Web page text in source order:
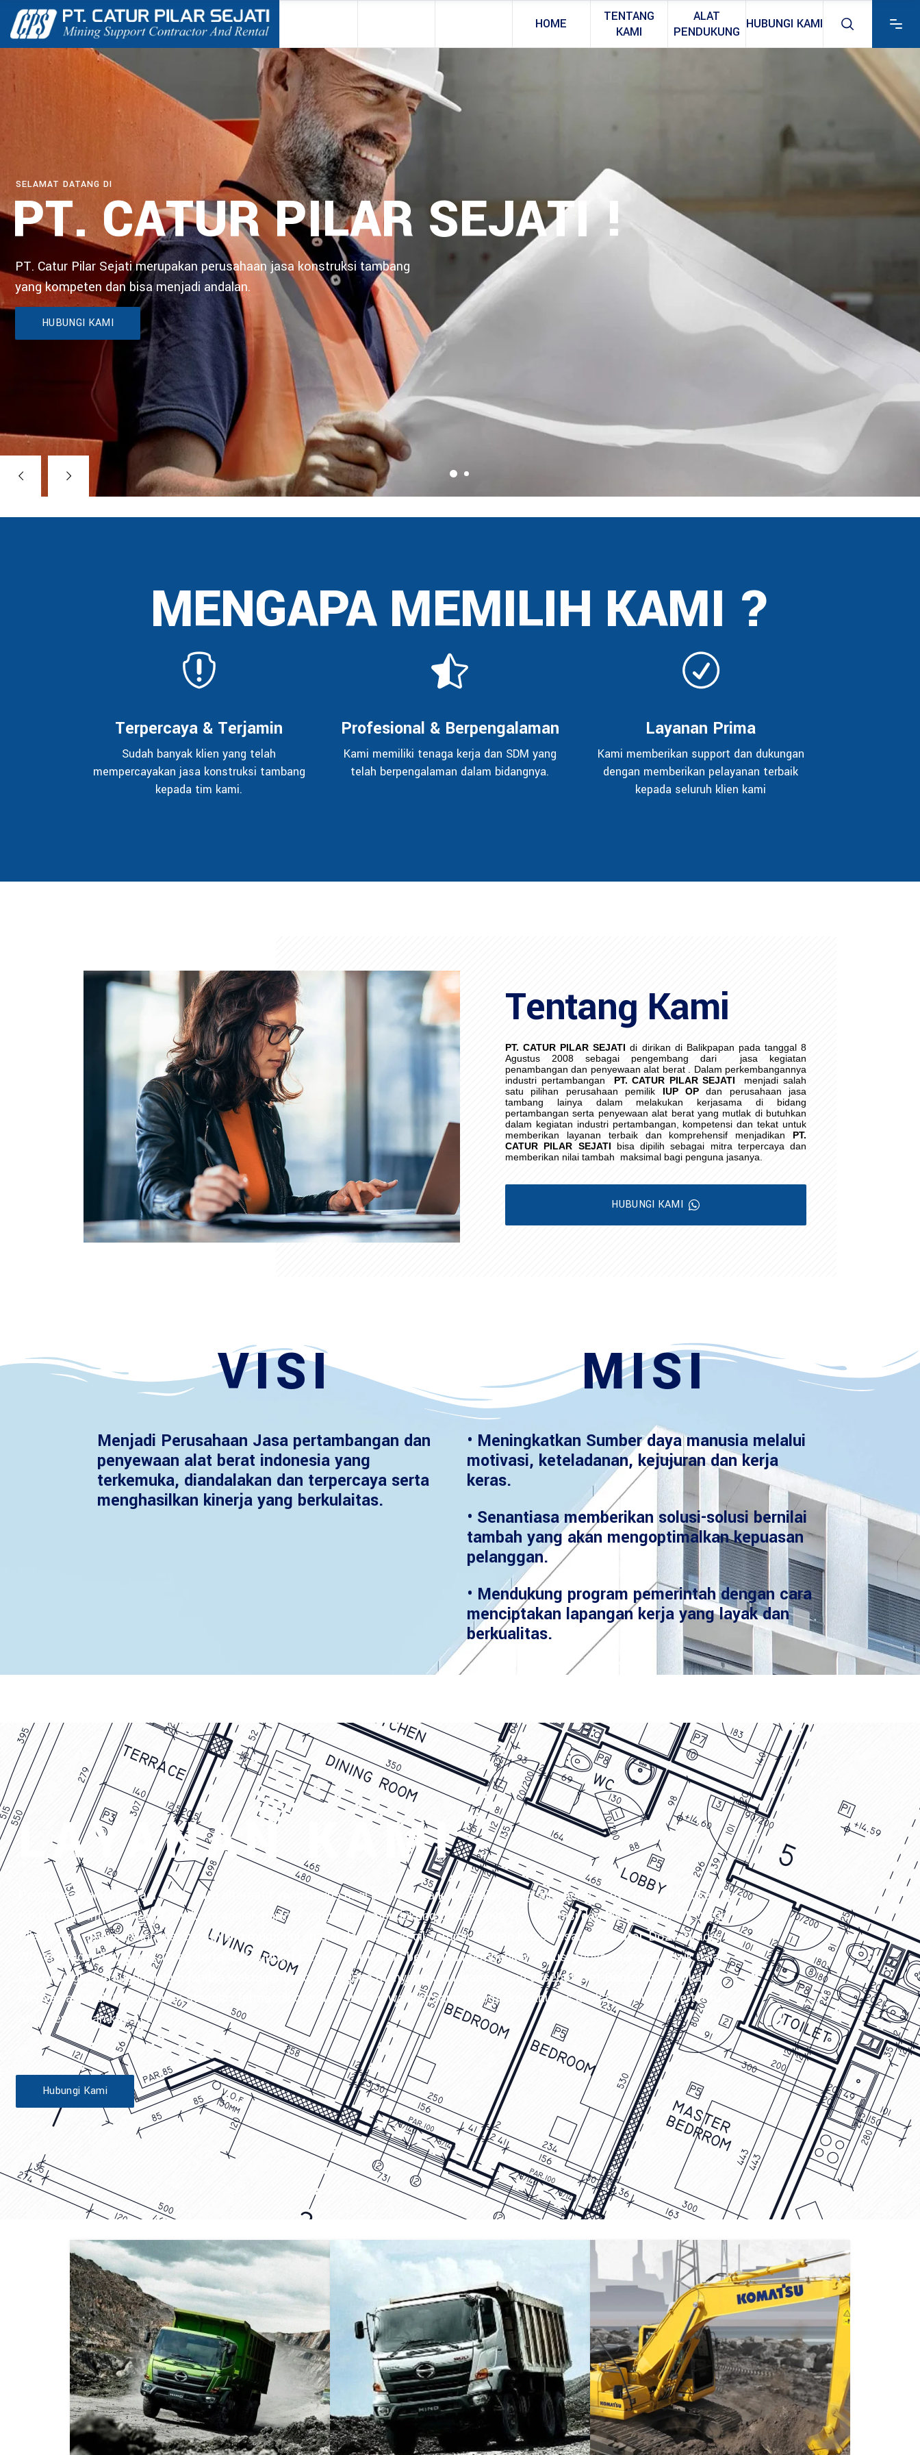
HOME
TENTANG
KAMI
ALAT
PENDUKUNG
HUBUNGI KAMI
PT. CATUR PILAR SEJATI !
PT. Catur Pilar Sejati merupakan perusahaan jasa konstruksi tambang
yang kompeten dan bisa menjadi andalan.
SELAMAT DATANG DI
HUBUNGI KAMI
MENGAPA MEMILIH KAMI ?
Terpercaya & Terjamin
Sudah banyak klien yang telah
mempercayakan jasa konstruksi tambang
kepada tim kami.
Profesional & Berpengalaman
Kami memiliki tenaga kerja dan SDM yang
telah berpengalaman dalam bidangnya.
Layanan Prima
Kami memberikan support dan dukungan
dengan memberikan pelayanan terbaik
kepada seluruh klien kami
Tentang Kami
PT. CATUR PILAR SEJATI di dirikan di Balikpapan pada tanggal 8
Agustus 2008 sebagai pengembang dari
jasa kegiatan
penambangan dan penyewaan alat berat . Dalam perkembangannya
industri pertambangan
PT. CATUR PILAR SEJATI
menjadi salah
satu pilihan perusahaan pemilik IUP OPdan perusahaan jasa
tambang lainya dalam melakukan kerjasama di bidang
pertambangan serta penyewaan alat berat yang mutlak di butuhkan
dalam kegiatan industri pertambangan, kompetensi dan tekat untuk
memberikan layanan terbaik dan komprehensif menjadikan PT.
CATUR PILAR SEJATI bisa dipilih sebagai mitra terpercaya dan
memberikan nilai tambah
maksimal bagi penguna jasanya.
HUBUNGI KAMI
VISI
Menjadi Perusahaan Jasa pertambangan dan
penyewaan alat berat indonesia yang
terkemuka, diandalakan dan terpercaya serta
menghasilkan kinerja yang berkulaitas.
MISI
• Meningkatkan Sumber daya manusia melalui
motivasi, keteladanan, kejujuran dan kerja
keras.
• Senantiasa memberikan solusi-solusi bernilai
tambah yang akan mengoptimalkan kepuasan
pelanggan.
• Mendukung program pemerintah dengan cara
menciptakan lapangan kerja yang layak dan
berkualitas.
LAYANAN KAMI
Penyewaan alat menjadi salah satu alternatif yang bagus bagi bisnis anda karena biaya bagi alat berat hanya muncul ketika
dibutuhkan untuk berkerja dan kami adalah partner yang dapat mendukung tercapainya visi dan misi dari bisnis anda. PT Catur
Pilar Sejati menyediakan alat berat yang mumpuni , mulai dari kelas kecil sampai dengan kelas besar, Excavator, Dozer,Grader,
Wheel Loader dan Dump Truck serta alat support lainnya. Kami akan berusaha memberikan Solusi penyewaan yang baik dalam
waktu singkat ataupun dalam jangka waktu panjang. Kami juga menyediakan layanan yang di sebut Wet Rental dimana kami
menyewakan alat, perawatan standart termasuk operator dan perwakilan yang di tugaskan khusus dilokasi tambang tertentu
atau perkerjaan khusus.
Hubungi Kami
DUMP TRUCK TOOLS
HINO FM 285 JD – Euro2
Find Out More
DUMP TRUCK TOOLS
HINO FM 350 PL (Mining)
Find Out More
EXCAVATOR TOOLS
KOMATSU PC200-10M0
CE
Find Out More